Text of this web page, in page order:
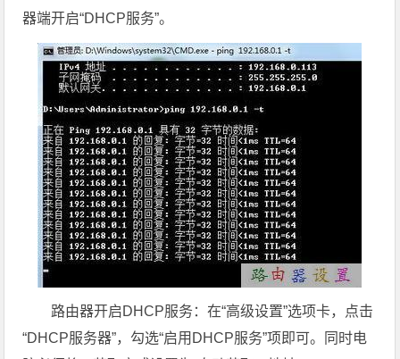
器端开启“DHCP服务”。
路由器开启DHCP服务：在“高级设置”选项卡，点击
“DHCP服务器”，勾选“启用DHCP服务”项即可。同时电